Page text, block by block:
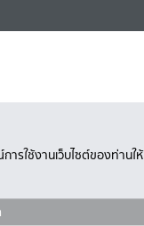
ารใช้งานเว็บไซต์ของท่านให้